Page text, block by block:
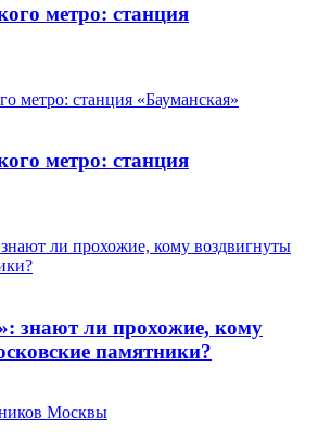
метро: станция
метро: станция
знают ли прохожие, кому
памятники?